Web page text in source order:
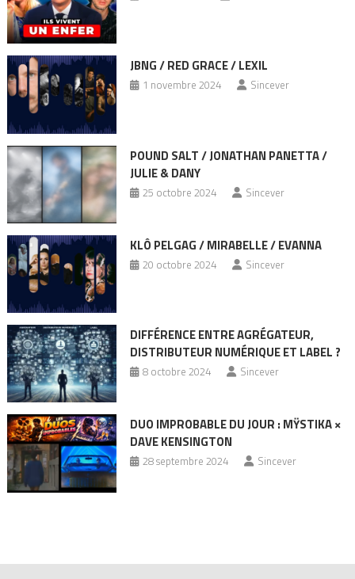
JBNG / RED GRACE / LEXIL
1 novembre 2024 Sincever
POUND SALT / JONATHAN PANETTA /
JULIE & DANY
25 octobre 2024 Sincever
KLÔ PELGAG / MIRABELLE / EVANNA
20 octobre 2024 Sincever
DIFFÉRENCE ENTRE AGRÉGATEUR,
DISTRIBUTEUR NUMÉRIQUE ET LABEL ?
8 octobre 2024 Sincever
DUO IMPROBABLE DU JOUR : MŸSTIKA ×
DAVE KENSINGTON
28 septembre 2024 Sincever